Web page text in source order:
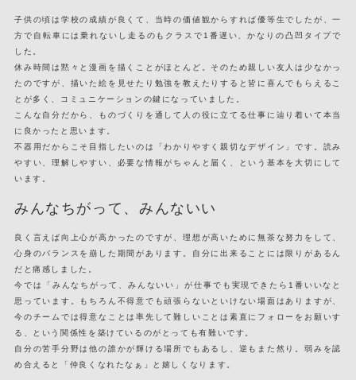
子供の頃は学校の成績が良くて、当時の価値観からすれば優等生でしたが、一
方で自転車には乗れないし走るのもクラスで1番遅い、かなりの凸凹タイプで
した。
休み時間は黙々と漫画を描くことがほとんど。そのため親しい友人は少なかっ
たのですが、描いた絵を見せたり勉強を教えたりすると皆に喜んでもらえるこ
とが多く、コミュニケーションの鍵になっていました。
こんな自分だから、ものづくりを通して人の役に立てる仕事に辿り着いて本当
に良かったと思います。
不器用だからこそ目指したいのは「わかりやすく親切なデザイン」です。読み
やすい、理解しやすい、必要な情報がちゃんと届く、という基本を大切にして
います。
みんなちがって、みんないい
良く言えば向上心が高かったのですが、理想が高いために無茶な努力をして、
心身のバランスを崩した期間があります。自分に出来ることには限りがあるん
だと痛感しました。
今では「みんなちがって、みんないい」が仕事でも実現できたら1番いいなと
思っています。もちろん不得意でも頑張らないといけない場面はありますが、
今のチームでは得意なことは率先して難しいことは素直にフォローをお願いす
る、という関係性を築けているのがとっても有難いです。
自分の苦手分野は他の誰かが輝ける場所でもあるし、逆もまた然り。弱みを認
め合えると「仲良くなれたなぁ」と嬉しくなります。